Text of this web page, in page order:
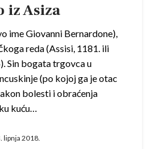
iz Asiza
ime Giovanni Bernardone),
reda (Assisi, 1181. ili
Sin bogata trgovca u
(po kojoj ga je otac
bolesti i obraćenja
kuću…
lipnja 2018.